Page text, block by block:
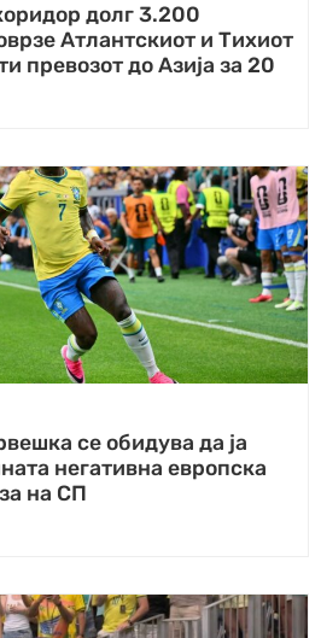
долг 3.200
Атлантскиот и Тихиот
превозот до Азија за 20
се обидува да ја
негативна европска
на СП